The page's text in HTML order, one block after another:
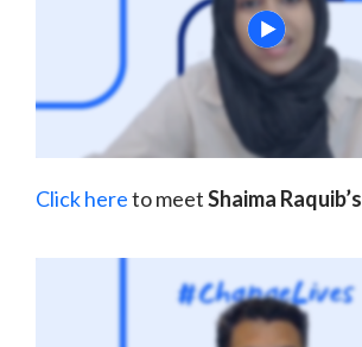
Click hereto meetShaima Raquib’s